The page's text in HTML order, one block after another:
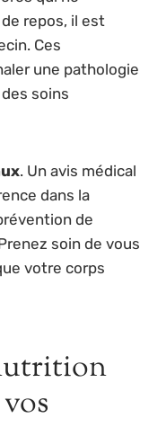
repos, il est
Ces
une pathologie
soins
. Un avis médical
dans la
de
soin de vous
votre corps